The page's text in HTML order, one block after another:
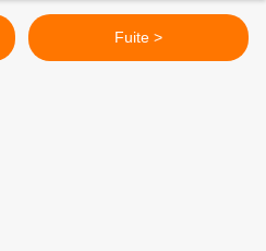
Fuite >